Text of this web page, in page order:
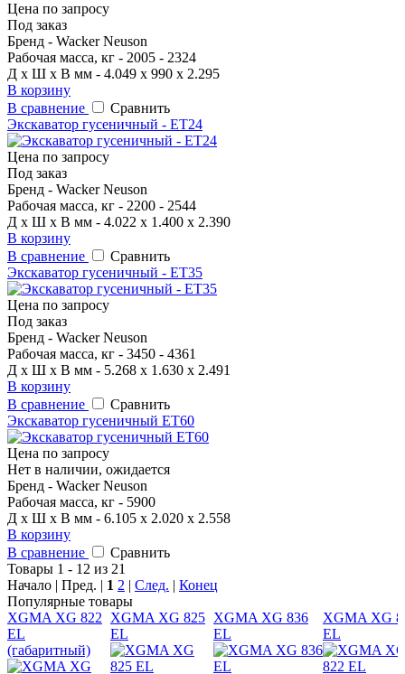
Цена по запросу
Под заказ
Бренд - Wacker Neuson
Рабочая масса, кг - 2005 - 2324
Д x Ш x В мм - 4.049 x 990 x 2.295
В корзину
В сравнение
Сравнить
Экскаватор гусеничный - ET24
Цена по запросу
Под заказ
Бренд - Wacker Neuson
Рабочая масса, кг - 2200 - 2544
Д x Ш x В мм - 4.022 x 1.400 x 2.390
В корзину
В сравнение
Сравнить
Экскаватор гусеничный - ET35
Цена по запросу
Под заказ
Бренд - Wacker Neuson
Рабочая масса, кг - 3450 - 4361
Д x Ш x В мм - 5.268 x 1.630 x 2.491
В корзину
В сравнение
Сравнить
Экскаватор гусеничный ET60
Цена по запросу
Нет в наличии, ожидается
Бренд - Wacker Neuson
Рабочая масса, кг - 5900
Д x Ш x В мм - 6.105 x 2.020 x 2.558
В корзину
В сравнение
Сравнить
Товары 1 - 12 из 21
Начало | Пред. | 1 2 | След. | Конец
Популярные товары
XGMA XG 822
EL
(габаритный)
XGMA XG 825
EL
XGMA XG 836
EL
XGMA XG
EL